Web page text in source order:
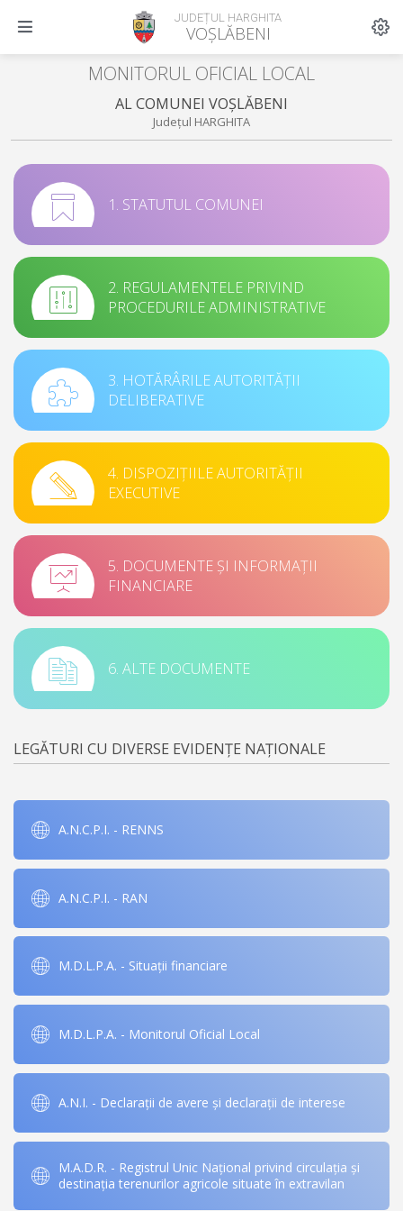
JUDEȚUL HARGHITA
VOȘLĂBENI
MONITORUL OFICIAL LOCAL
AL COMUNEI VOȘLĂBENI
Județul HARGHITA
1. STATUTUL COMUNEI
2. REGULAMENTELE PRIVIND
PROCEDURILE ADMINISTRATIVE
3. HOTĂRÂRILE AUTORITĂȚII
DELIBERATIVE
4. DISPOZIȚIILE AUTORITĂȚII
EXECUTIVE
5. DOCUMENTE ȘI INFORMAȚII
FINANCIARE
6. ALTE DOCUMENTE
LEGĂTURI CU DIVERSE EVIDENȚE NAȚIONALE
A.N.C.P.I. - RENNS
A.N.C.P.I. - RAN
M.D.L.P.A. - Situații financiare
M.D.L.P.A. - Monitorul Oficial Local
A.N.I. - Declarații de avere și declarații de interese
M.A.D.R. - Registrul Unic Național privind circulația și
destinația terenurilor agricole situate în extravilan